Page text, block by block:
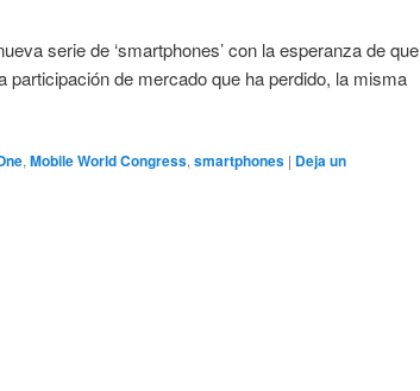
de ‘smartphones’ con la esperanza de que
de mercado que ha perdido, la misma
,Mobile World Congress,smartphones | Deja un